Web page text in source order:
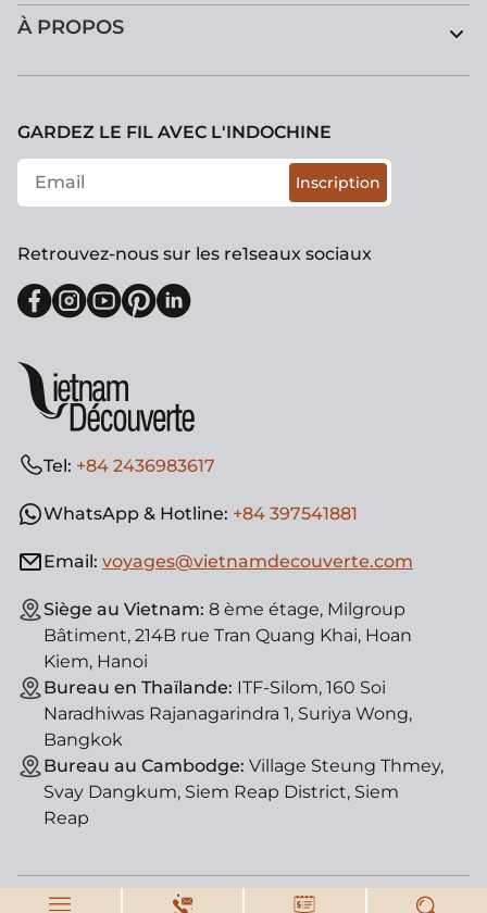
À PROPOS
Tel: +84 2436983617
WhatsApp & Hotline: +84 397541881
Email: voyages@vietnamdecouverte.com
Siège au Vietnam: 8 ème étage, Milgroup
Bâtiment, 214B rue Tran Quang Khai, Hoan
Kiem, Hanoi
Bureau en Thaïlande: ITF-Silom, 160 Soi
Naradhiwas Rajanagarindra 1, Suriya Wong,
Bangkok
Bureau au Cambodge: Village Steung Thmey,
Svay Dangkum, Siem Reap District, Siem
Reap
GARDEZ LE FIL AVEC L'INDOCHINE
Inscription
Retrouvez-nous sur les re1seaux sociaux
© Vietnam Découverte, agence de voyage locale. License